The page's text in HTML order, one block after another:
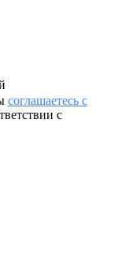
соглашаетесь с
с